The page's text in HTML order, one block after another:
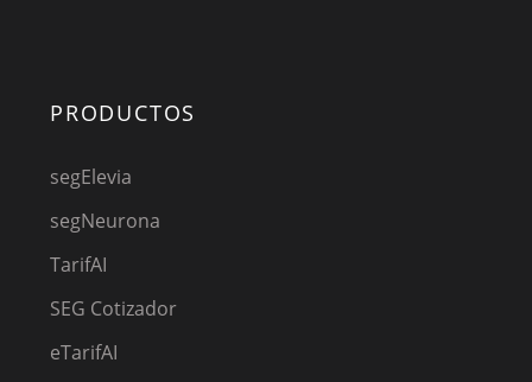
PRODUCTOS
segElevia
segNeurona
TarifAI
SEG Cotizador
eTarifAI